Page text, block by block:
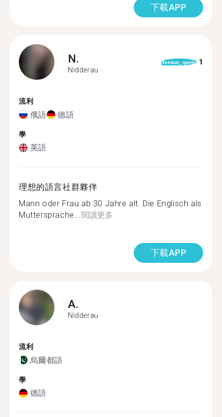
下載APP
N.
Nidderau
format_quote 1
流利
俄語 德語
學
英語
理想的語言社群夥伴
Mann oder Frau ab 30 Jahre alt. Die Englisch als
Muttersprache...閱讀更多
下載APP
A.
Nidderau
流利
烏爾都語
學
德語